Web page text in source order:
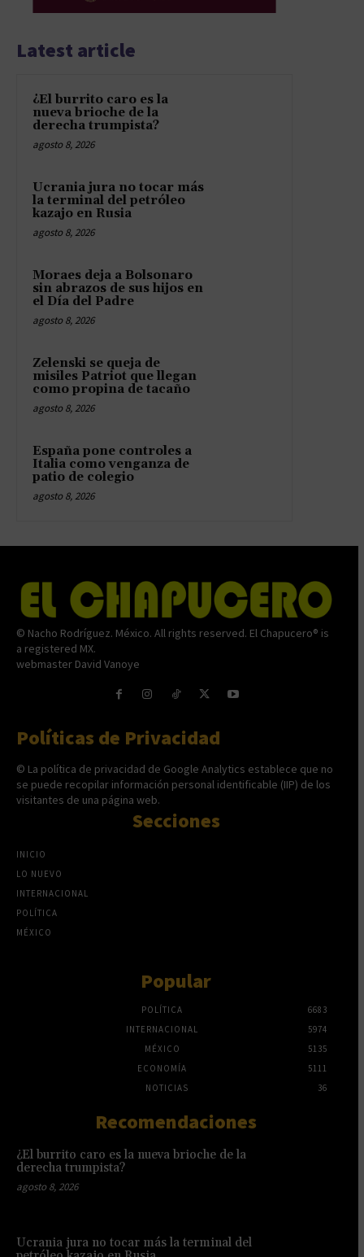
Latest article
¿El burrito caro es la
nueva brioche de la
derecha trumpista?
agosto 8, 2026
Ucrania jura no tocar más
la terminal del petróleo
kazajo en Rusia
agosto 8, 2026
Moraes deja a Bolsonaro
sin abrazos de sus hijos en
el Día del Padre
agosto 8, 2026
Zelenski se queja de
misiles Patriot que llegan
como propina de tacaño
agosto 8, 2026
España pone controles a
Italia como venganza de
patio de colegio
agosto 8, 2026
© Nacho Rodríguez. México. All rights reserved. El Chapucero® is
a registered MX.
webmaster David Vanoye
Políticas de Privacidad
© La política de privacidad de Google Analytics establece que no
se puede recopilar información personal identificable (IIP) de los
visitantes de una página web.
Secciones
INICIO
LO NUEVO
INTERNACIONAL
POLÍTICA
MÉXICO
Popular
POLÍTICA
6683
INTERNACIONAL
5974
MÉXICO
5135
ECONOMÍA
5111
NOTICIAS
36
Recomendaciones
¿El burrito caro es la nueva brioche de la
derecha trumpista?
agosto 8, 2026
Ucrania jura no tocar más la terminal del